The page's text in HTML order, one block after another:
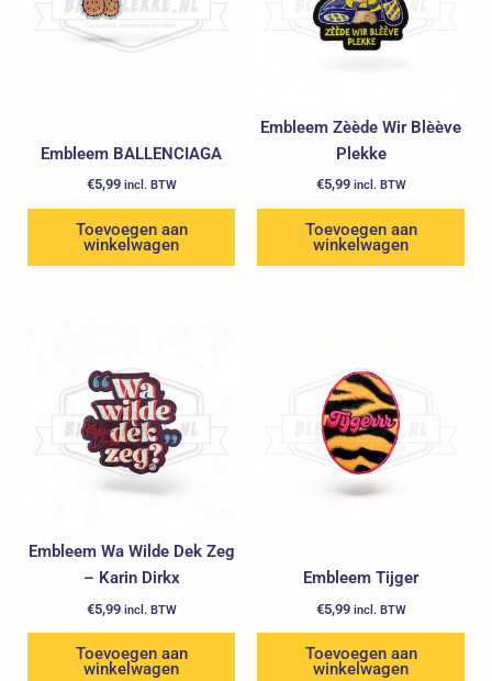
Embleem BALLENCIAGA
€5,99 incl. BTW
Toevoegen aan
winkelwagen
Embleem Zèède Wir Blèève
Plekke
€5,99 incl. BTW
Toevoegen aan
winkelwagen
Embleem Wa Wilde Dek Zeg
– Karin Dirkx
€5,99 incl. BTW
Toevoegen aan
winkelwagen
Embleem Tijger
€5,99 incl. BTW
Toevoegen aan
winkelwagen